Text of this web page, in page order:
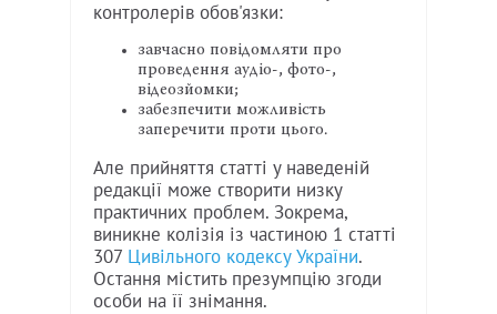
контролерів обов'язки:
завчасно повідомляти про
проведення аудіо-, фото-,
відеозйомки;
забезпечити можливість
заперечити проти цього.
Але прийняття статті у наведеній
редакції може створити низку
практичних проблем. Зокрема,
виникне колізія із частиною 1 статті
307 Цивільного кодексу України.
Остання містить презумпцію згоди
особи на її знімання.